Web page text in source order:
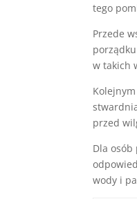
tego
Przede
w takich
przed
Dla
wody i